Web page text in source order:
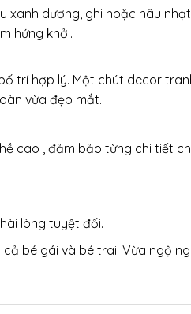
dương, ghi hoặc nâu
hứng khởi.
trí hợp lý. Một chút decor
vừa đẹp mắt.
, đảm bảo từng chi tiết
lòng tuyệt đối.
bé gái và bé trai. Vừa ngộ